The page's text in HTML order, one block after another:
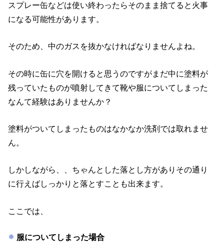
スプレー缶などは使い終わったらそのまま捨てると火事
になる可能性があります。
そのため、中のガスを抜かなければなりませんよね。
その時に缶に穴を開けると思うのですがまだ中に塗料が
残っていたものが噴射してきて靴や服についてしまった
なんて経験はありませんか？
塗料がついてしまったものはなかなか洗剤では取れませ
ん。
しかしながら、、ちゃんとした落とし方がありその通り
に行えばしっかりと落とすことも出来ます。
ここでは、
服についてしまった場合